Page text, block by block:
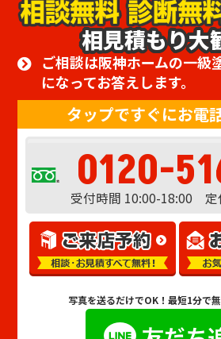
相見積もり大
ご相談は阪神ホームの一級
になってお答えします。
タップですぐにお電
0120-
受付時間 10:00-18:00 定
写真を送るだけでOK！ 最短1分で